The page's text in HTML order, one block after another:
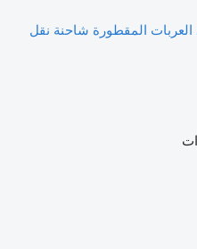
العربات المقطورة شاحنة نقل